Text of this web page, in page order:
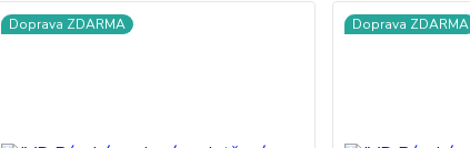
Doprava ZDARMA Doprava ZDARMA